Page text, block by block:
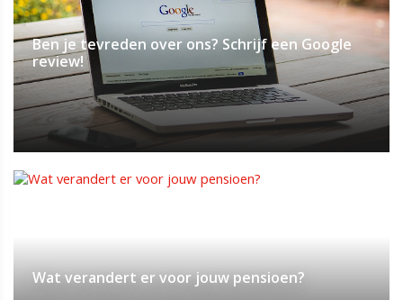
Ben je tevreden over ons? Schrijf een Google
review!
Wat verandert er voor jouw pensioen?